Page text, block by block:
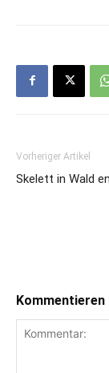
Vorheriger Artikel
Skelett in Wald